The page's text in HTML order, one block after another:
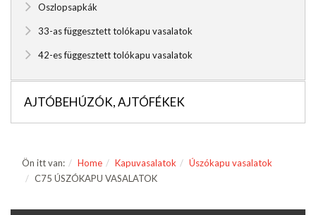
Oszlopsapkák
33-as függesztett tolókapu vasalatok
42-es függesztett tolókapu vasalatok
AJTÓBEHÚZÓK, AJTÓFÉKEK
Ön itt van: Home Kapuvasalatok
Úszókapu vasalatok
C75 ÚSZÓKAPU VASALATOK